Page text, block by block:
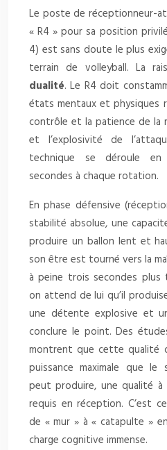
Le poste de réceptionneur-
« R4 » pour sa position
4) est sans doute le plus
terrain de volleyball. La
dualité. Le R4 doit
états mentaux et physiques
contrôle et la patience de la
et l’explosivité de
technique se déroule en
secondes à chaque rotation.
En phase défensive
stabilité absolue, une
produire un ballon lent et
son être est tourné vers la
à peine trois secondes plus
on attend de lui qu’il
une détente explosive et
conclure le point. Des
montrent que cette qualité
puissance maximale que le
peut produire, une qualité
requis en réception. C’est
de « mur » à « catapulte »
charge cognitive immense.